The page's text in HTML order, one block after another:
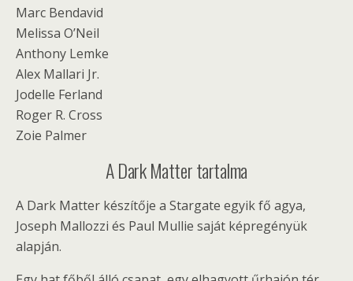
Marc Bendavid
Melissa O’Neil
Anthony Lemke
Alex Mallari Jr.
Jodelle Ferland
Roger R. Cross
Zoie Palmer
A Dark Matter tartalma
A Dark Matter készítője a Stargate egyik fő agya,
Joseph Mallozzi és Paul Mullie saját képregényük
alapján.